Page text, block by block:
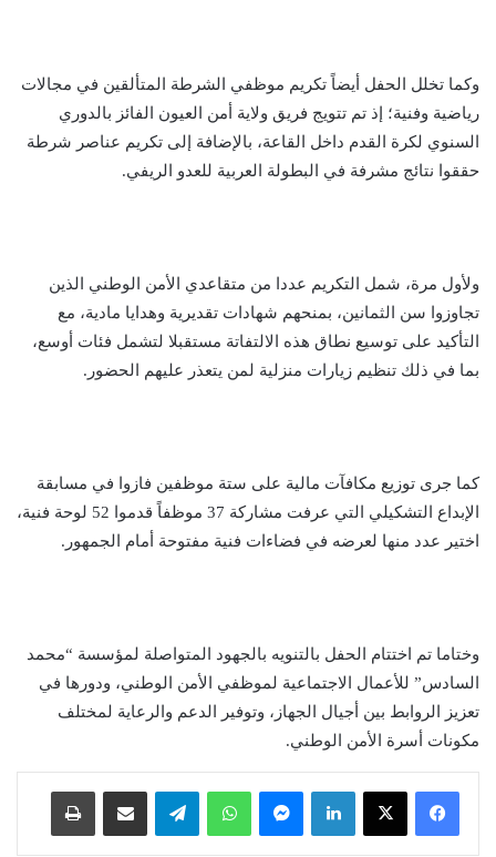
وكما تخلل الحفل أيضاً تكريم موظفي الشرطة المتألقين في مجالات
رياضية وفنية؛ إذ تم تتويج فريق ولاية أمن العيون الفائز بالدوري
السنوي لكرة القدم داخل القاعة، بالإضافة إلى تكريم عناصر شرطة
حققوا نتائج مشرفة في البطولة العربية للعدو الريفي.
ولأول مرة، شمل التكريم عددا من متقاعدي الأمن الوطني الذين
تجاوزوا سن الثمانين، بمنحهم شهادات تقديرية وهدايا مادية، مع
التأكيد على توسيع نطاق هذه الالتفاتة مستقبلا لتشمل فئات أوسع،
بما في ذلك تنظيم زيارات منزلية لمن يتعذر عليهم الحضور.
كما جرى توزيع مكافآت مالية على ستة موظفين فازوا في مسابقة
الإبداع التشكيلي التي عرفت مشاركة 37 موظفاً قدموا 52 لوحة فنية،
اختير عدد منها لعرضه في فضاءات فنية مفتوحة أمام الجمهور.
وختاما تم اختتام الحفل بالتنويه بالجهود المتواصلة لمؤسسة “محمد
السادس” للأعمال الاجتماعية لموظفي الأمن الوطني، ودورها في
تعزيز الروابط بين أجيال الجهاز، وتوفير الدعم والرعاية لمختلف
مكونات أسرة الأمن الوطني.
لينكدإن ماسنجر واتساب تيلقرام مشاركة عبر البريد طباعة